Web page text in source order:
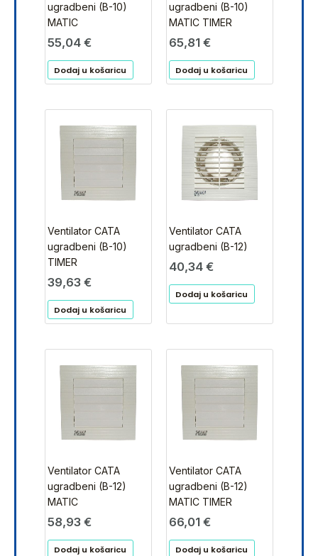
ugradbeni (B-10)
MATIC
55,04 €
Dodaj u košaricu
ugradbeni (B-10)
MATIC TIMER
65,81 €
Dodaj u košaricu
Ventilator CATA
ugradbeni (B-10)
TIMER
39,63 €
Dodaj u košaricu
Ventilator CATA
ugradbeni (B-12)
40,34 €
Dodaj u košaricu
Ventilator CATA
ugradbeni (B-12)
MATIC
58,93 €
Dodaj u košaricu
Ventilator CATA
ugradbeni (B-12)
MATIC TIMER
66,01 €
Dodaj u košaricu